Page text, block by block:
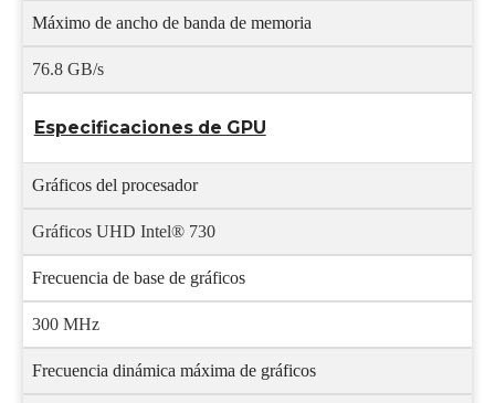
Máximo de ancho de banda de memoria
76.8 GB/s
Especificaciones de GPU
Gráficos del procesador
Gráficos UHD Intel® 730
Frecuencia de base de gráficos
300 MHz
Frecuencia dinámica máxima de gráficos